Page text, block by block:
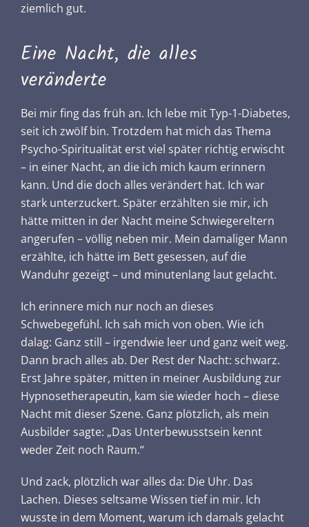
ziemlich gut.
Eine Nacht, die alles
veränderte
Bei mir fing das früh an. Ich lebe mit Typ-1-Diabetes,
seit ich zwölf bin. Trotzdem hat mich das Thema
Psycho-Spiritualität erst viel später richtig erwischt
– in einer Nacht, an die ich mich kaum erinnern
kann. Und die doch alles verändert hat. Ich war
stark unterzuckert. Später erzählten sie mir, ich
hätte mitten in der Nacht meine Schwiegereltern
angerufen – völlig neben mir. Mein damaliger Mann
erzählte, ich hätte im Bett gesessen, auf die
Wanduhr gezeigt – und minutenlang laut gelacht.
Ich erinnere mich nur noch an dieses
Schwebegefühl. Ich sah mich von oben. Wie ich
dalag: Ganz still – irgendwie leer und ganz weit weg.
Dann brach alles ab. Der Rest der Nacht: schwarz.
Erst Jahre später, mitten in meiner Ausbildung zur
Hypnosetherapeutin, kam sie wieder hoch – diese
Nacht mit dieser Szene. Ganz plötzlich, als mein
Ausbilder sagte: „Das Unterbewusstsein kennt
weder Zeit noch Raum.“
Und zack, plötzlich war alles da: Die Uhr. Das
Lachen. Dieses seltsame Wissen tief in mir. Ich
wusste in dem Moment, warum ich damals gelacht